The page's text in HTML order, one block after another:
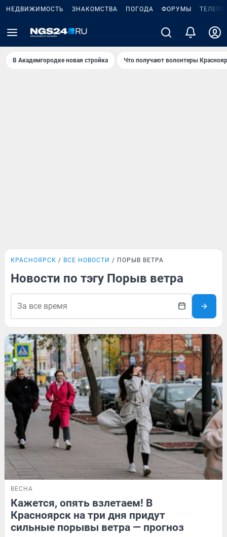
НЕДВИЖИМОСТЬ ЗНАКОМСТВА ПОГОДА ФОРУМЫ
В Академгородке новая стройка Что получают волонтеры
КРАСНОЯРСК ВСЕ НОВОСТИ ПОРЫВ ВЕТРА
Новости по тэгу Порыв ветра
ВЕСНА
Кажется, опять взлетаем! В
Красноярск на три дня придут
сильные порывы ветра — прогноз